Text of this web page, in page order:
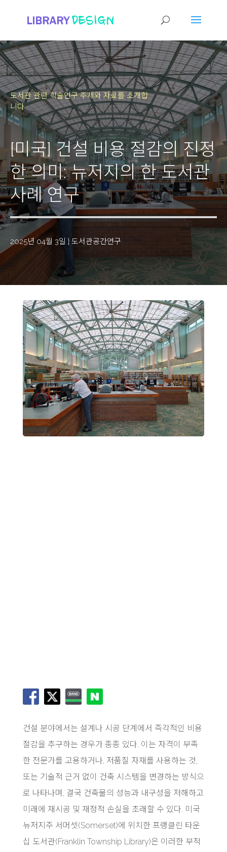
도서관 관련 학술연구 주제와 자료를 소개합
니다
[미국] 건설 비용 절감의 진정
한 의미: 뉴저지의 한 도서관
사례 연구
2025년 04월 3일 | 도서관공간연구
건설 분야에서는 설계나 시공 단계에서 즉각적인 비용
절감을 추구하는 경우가 종종 있다. 이는 자격이 부족
한 전문가를 고용하거나, 저품질 자재를 사용하는 것,
또는 기술적 근거 없이 건축 시스템을 변경하는 방식으
로 나타나며, 결국 건축물의 성능과 내구성을 저해하고
미래에 재시공 및 재정적 손실을 초래할 수 있다. 미국
뉴저지주 서머셋(Somerset)에 위치한 프랭클린 타운
십 도서관(Franklin Township Library)은 이러한 부적